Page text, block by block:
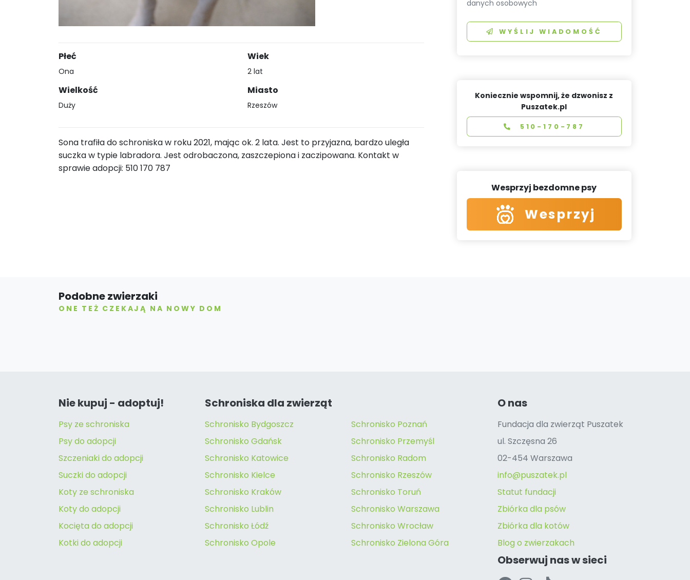
Płeć
Ona
Wielkość
Duży
Wiek
2 lat
Miasto
Rzeszów
Sona trafiła do schroniska w roku 2021, mając ok. 2 lata. Jest to przyjazna, bardzo uległa
suczka w typie labradora. Jest odrobaczona, zaszczepiona i zaczipowana. Kontakt w
sprawie adopcji: 510 170 787
danych osobowych
WYŚLIJ WIADOMOŚĆ
Koniecznie wspomnij, że dzwonisz z
Puszatek.pl
510-170-787
Wesprzyj bezdomne psy
Wesprzyj
Podobne zwierzaki
ONE TEŻ CZEKAJĄ NA NOWY DOM
Nie kupuj - adoptuj!
Psy ze schroniska
Psy do adopcji
Szczeniaki do adopcji
Suczki do adopcji
Koty ze schroniska
Koty do adopcji
Kocięta do adopcji
Kotki do adopcji
Schroniska dla zwierząt
Schronisko Bydgoszcz
Schronisko Gdańsk
Schronisko Katowice
Schronisko Kielce
Schronisko Kraków
Schronisko Lublin
Schronisko Łódź
Schronisko Opole
Schronisko Poznań
Schronisko Przemyśl
Schronisko Radom
Schronisko Rzeszów
Schronisko Toruń
Schronisko Warszawa
Schronisko Wrocław
Schronisko Zielona Góra
O nas
Fundacja dla zwierząt Puszatek
ul. Szczęsna 26
02-454 Warszawa
info@puszatek.pl
Statut fundacji
Zbiórka dla psów
Zbiórka dla kotów
Blog o zwierzakach
Obserwuj nas w sieci